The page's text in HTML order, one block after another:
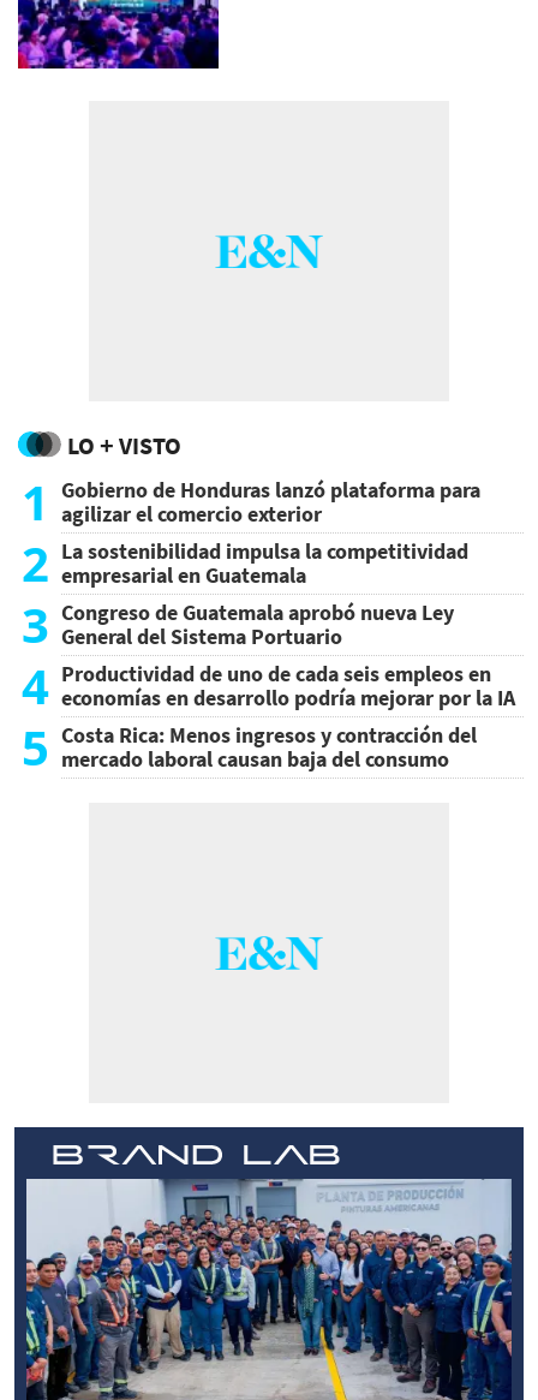
LO + VISTO
1
Gobierno de Honduras lanzó plataforma para
agilizar el comercio exterior
2 La sostenibilidad impulsa la competitividad
empresarial en Guatemala
3 Congreso de Guatemala aprobó nueva Ley
General del Sistema Portuario
4 Productividad de uno de cada seis empleos en
economías en desarrollo podría mejorar por la IA
5 Costa Rica: Menos ingresos y contracción del
mercado laboral causan baja del consumo